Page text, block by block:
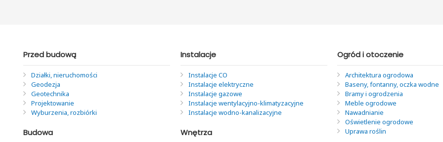
Przed budową
Działki, nieruchomości
Geodezja
Geotechnika
Projektowanie
Wyburzenia, rozbiórki
Budowa
Instalacje
Instalacje CO
Instalacje elektryczne
Instalacje gazowe
Instalacje wentylacyjno-klimatyzacyjne
Instalacje wodno-kanalizacyjne
Wnętrza
Ogród i otoczenie
Architektura ogrodowa
Baseny, fontanny, oczka wodne
Bramy i ogrodzenia
Meble ogrodowe
Nawadnianie
Oświetlenie ogrodowe
Uprawa roślin